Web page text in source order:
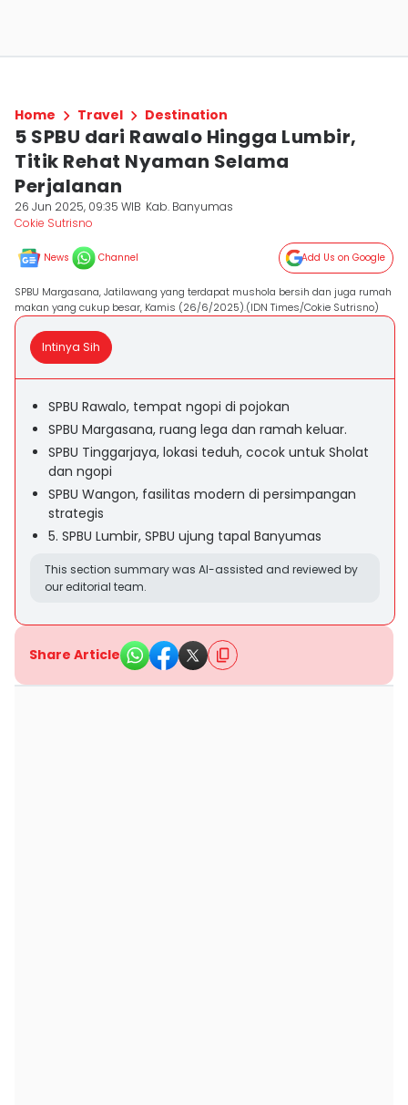
Home Travel Destination
5 SPBU dari Rawalo Hingga Lumbir,
Titik Rehat Nyaman Selama
Perjalanan
26 Jun 2025, 09:35 WIB Kab. Banyumas
Cokie Sutrisno
News Channel Add Us on Google
SPBU Margasana, Jatilawang yang terdapat mushola bersih dan juga rumah
makan yang cukup besar, Kamis (26/6/2025).(IDN Times/Cokie Sutrisno)
Intinya Sih
SPBU Rawalo, tempat ngopi di pojokan
SPBU Margasana, ruang lega dan ramah keluar.
SPBU Tinggarjaya, lokasi teduh, cocok untuk Sholat
dan ngopi
SPBU Wangon, fasilitas modern di persimpangan
strategis
5. SPBU Lumbir, SPBU ujung tapal Banyumas
This section summary was AI-assisted and reviewed by
our editorial team.
Share Article